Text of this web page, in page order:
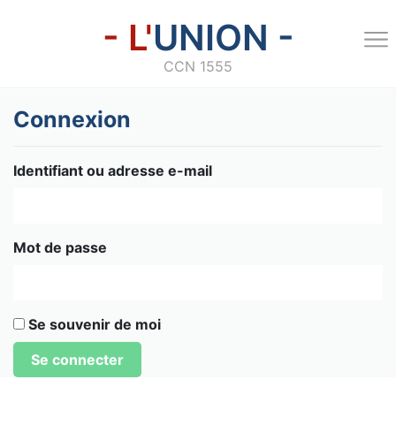
- L'UNION -
CCN 1555
Connexion
Identifiant ou adresse e-mail
Mot de passe
Se souvenir de moi